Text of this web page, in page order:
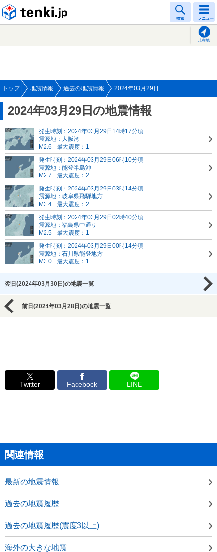
検索 メニュー
現在地
トップ 地震情報 過去の地震情報 2024年03月29日
2024年03月29日の地震情報
発生時刻：2024年03月29日14時17分頃
震源地：大阪湾
M2.6
最大震度：1
発生時刻：2024年03月29日06時10分頃
震源地：能登半島沖
M2.7
最大震度：2
発生時刻：2024年03月29日03時14分頃
震源地：岐阜県飛騨地方
M3.4
最大震度：2
発生時刻：2024年03月29日02時40分頃
震源地：福島県中通り
M2.5
最大震度：1
発生時刻：2024年03月29日00時14分頃
震源地：石川県能登地方
M3.0
最大震度：1
翌日(2024年03月30日)の地震一覧
前日(2024年03月28日)の地震一覧
Twitter Facebook LINE
関連情報
最新の地震情報
過去の地震履歴
過去の地震履歴(震度3以上)
海外の大きな地震